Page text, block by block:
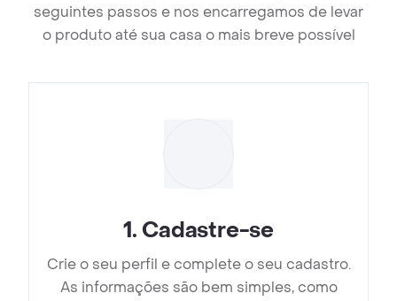
seguintes passos e nos encarregamos de levar
o produto até sua casa o mais breve possível
1. Cadastre-se
Crie o seu perfil e complete o seu cadastro.
As informações são bem simples, como